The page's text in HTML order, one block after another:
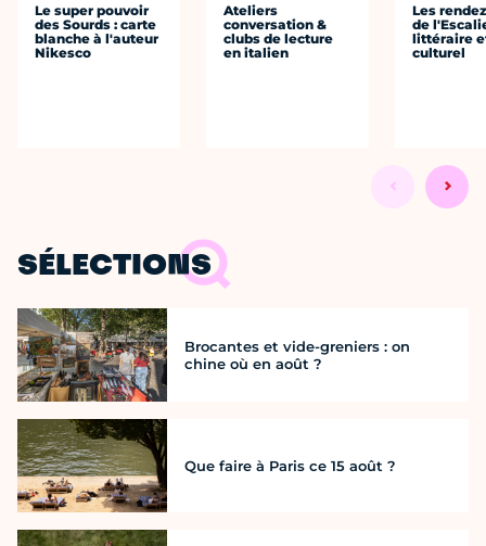
Le super pouvoir
des Sourds : carte
blanche à l'auteur
Nikesco
Ateliers
conversation &
clubs de lecture
en italien
Les
de
littéraire
culturel
SÉLECTIONS
Brocantes et vide-greniers : on
chine où en août ?
Que faire à Paris ce 15 août ?